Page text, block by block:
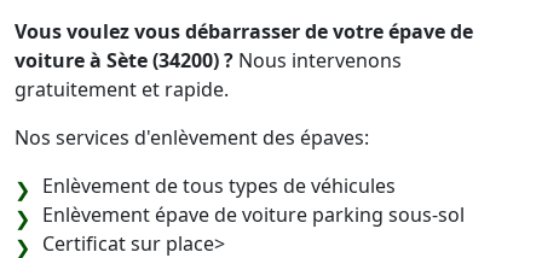
Vous voulez vous débarrasser de votre épave de
voiture à Sète (34200) ? Nous intervenons
gratuitement et rapide.
Nos services d'enlèvement des épaves:
Enlèvement de tous types de véhicules
Enlèvement épave de voiture parking sous-sol
Certificat sur place>